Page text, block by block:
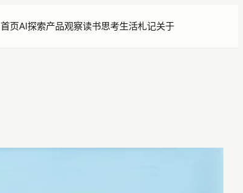
首页AI探索产品观察读书思考生活札记关于